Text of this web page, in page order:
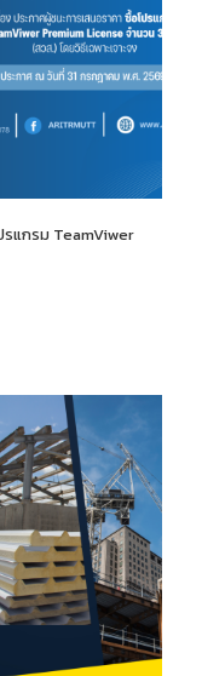
รแกรม TeamViwer